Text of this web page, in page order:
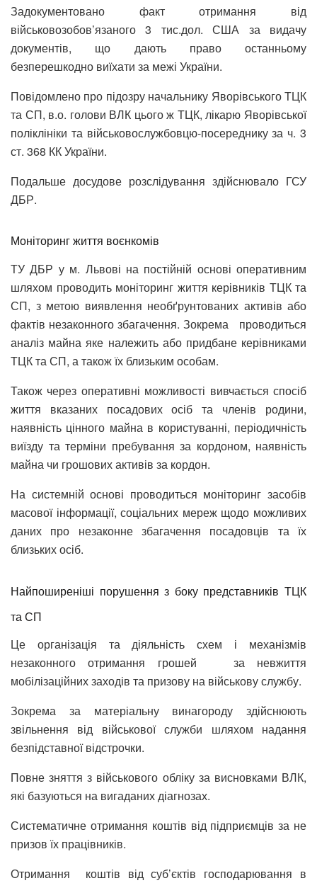
Задокументовано факт отримання від
військовозобов’язаного 3 тис.дол. США за видачу
документів, що дають право останньому
безперешкодно виїхати за межі України.
Повідомлено про підозру начальнику Яворівського ТЦК
та СП, в.о. голови ВЛК цього ж ТЦК, лікарю Яворівської
поліклініки та військовослужбовцю-посереднику за ч. 3
ст. 368 КК України.
Подальше досудове розслідування здійснювало ГСУ
ДБР.
Моніторинг життя воєнкомів
ТУ ДБР у м. Львові на постійній основі оперативним
шляхом проводить моніторинг життя керівників ТЦК та
СП, з метою виявлення необґрунтованих активів або
фактів незаконного збагачення. Зокрема проводиться
аналіз майна яке належить або придбане керівниками
ТЦК та СП, а також їх близьким особам.
Також через оперативні можливості вивчається спосіб
життя вказаних посадових осіб та членів родини,
наявність цінного майна в користуванні, періодичність
виїзду та терміни пребування за кордоном, наявність
майна чи грошових активів за кордон.
На системній основі проводиться моніторинг засобів
масової інформації, соціальних мереж щодо можливих
даних про незаконне збагачення посадовців та їх
близьких осіб.
Найпоширеніші порушення з боку представників ТЦК
та СП
Це організація та діяльність схем і механізмів
незаконного отримання грошей за невжиття
мобілізаційних заходів та призову на військову службу.
Зокрема за матеріальну винагороду здійснюють
звільнення від військової служби шляхом надання
безпідставної відстрочки.
Повне зняття з військового обліку за висновками ВЛК,
які базуються на вигаданих діагнозах.
Систематичне отримання коштів від підприємців за не
призов їх працівників.
Отримання коштів від суб’єктів господарювання в